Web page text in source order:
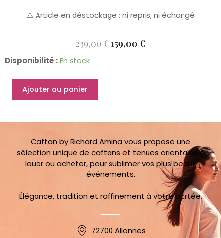
⚠️ Article en déstockage : ni repris, ni échangé
239,00€ Le
159,00 €
Disponibilité :En stock
quantité
Combinaison
Farah
36
Ajouter au panier
Caftan by Richard Amina vous propose une
sélection unique de caftans et tenues orientales à
louer ou acheter, pour sublimer vos plus beaux
événements.
Élégance, tradition et raffinement à votre portée.
72700 Allonnes